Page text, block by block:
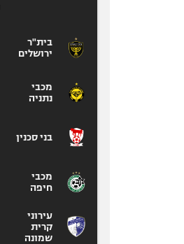
בית"ר
ירושלים
מכבי
נתניה
בני סכנין
מכבי
חיפה
עירוני
קרית
שמונה